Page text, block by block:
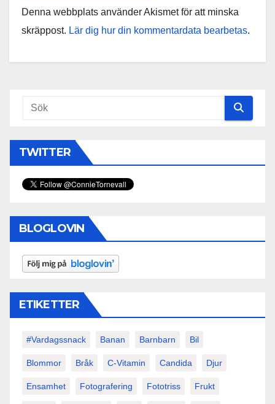
Denna webbplats använder Akismet för att minska
skräppost. Lär dig hur din kommentardata bearbetas.
TWITTER
BLOGLOVIN
ETIKETTER
#vardagssnack Banan Barnbarn Bil
Blommor Bråk C-Vitamin Candida Djur
Ensamhet Fotografering Fototriss Frukt